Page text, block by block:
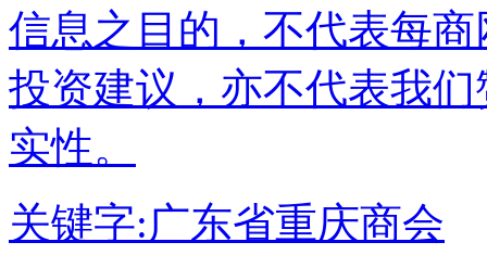
信息之目的，不代表每
投资建议，亦不代表我
实性。
关键字:广东省重庆商会